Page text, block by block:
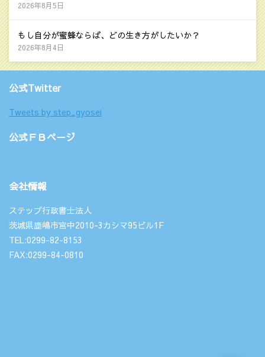
2026年8月5日
もし自分が蜜蜂ならば、どの生き方がしたいか？
2026年8月4日
公式Twitter
Tweets by step_gyosei
公式ＦＢページ
会社情報
ステップ行政書士法人
茨城県鹿嶋市宮中2010-3カシマ95ビル1F
TEL:0299-82-8153
FAX:0299-84-0810